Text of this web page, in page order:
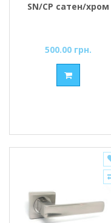
SN/CP сатен/хром
500.00 грн.